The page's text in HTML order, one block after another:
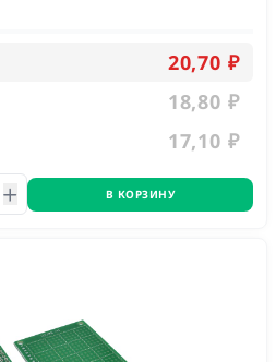
20,70 ₽
18,80 ₽
17,10 ₽
В КОРЗИНУ